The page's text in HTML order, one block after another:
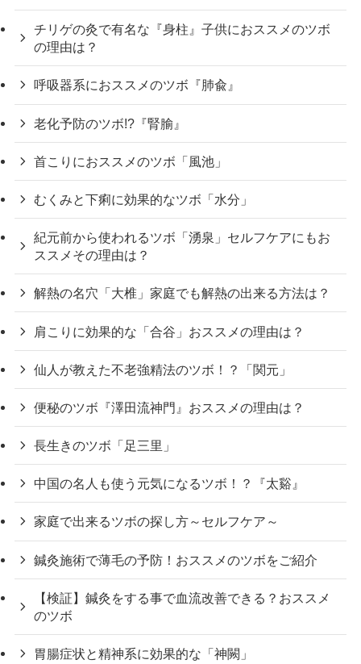
チリゲの灸で有名な『身柱』子供におススメのツボ
の理由は？
呼吸器系におススメのツボ『肺兪』
老化予防のツボ!?『腎腧』
首こりにおススメのツボ「風池」
むくみと下痢に効果的なツボ「水分」
紀元前から使われるツボ「湧泉」セルフケアにもお
ススメその理由は？
解熱の名穴「大椎」家庭でも解熱の出来る方法は？
肩こりに効果的な「合谷」おススメの理由は？
仙人が教えた不老強精法のツボ！？「関元」
便秘のツボ『澤田流神門』おススメの理由は？
長生きのツボ「足三里」
中国の名人も使う元気になるツボ！？『太谿』
家庭で出来るツボの探し方～セルフケア～
鍼灸施術で薄毛の予防！おススメのツボをご紹介
【検証】鍼灸をする事で血流改善できる？おススメ
のツボ
胃腸症状と精神系に効果的な「神闕」